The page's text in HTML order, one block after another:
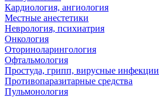
Кардиология, ангиология
Местные анестетики
Неврология, психиатрия
Онкология
Оториноларингология
Офтальмология
Простуда, грипп, вирусные инфекции
Противопаразитарные средства
Пульмонология